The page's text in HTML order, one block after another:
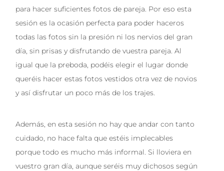
para hacer suficientes fotos de pareja. Por eso esta
sesión es la ocasión perfecta para poder haceros
todas las fotos sin la presión ni los nervios del gran
día, sin prisas y disfrutando de vuestra pareja. Al
igual que la preboda, podéis elegir el lugar donde
queréis hacer estas fotos vestidos otra vez de novios
y así disfrutar un poco más de los trajes.
Además, en esta sesión no hay que andar con tanto
cuidado, no hace falta que estéis implecables
porque todo es mucho más informal. Si lloviera en
vuestro gran día, aunque seréis muy dichosos según